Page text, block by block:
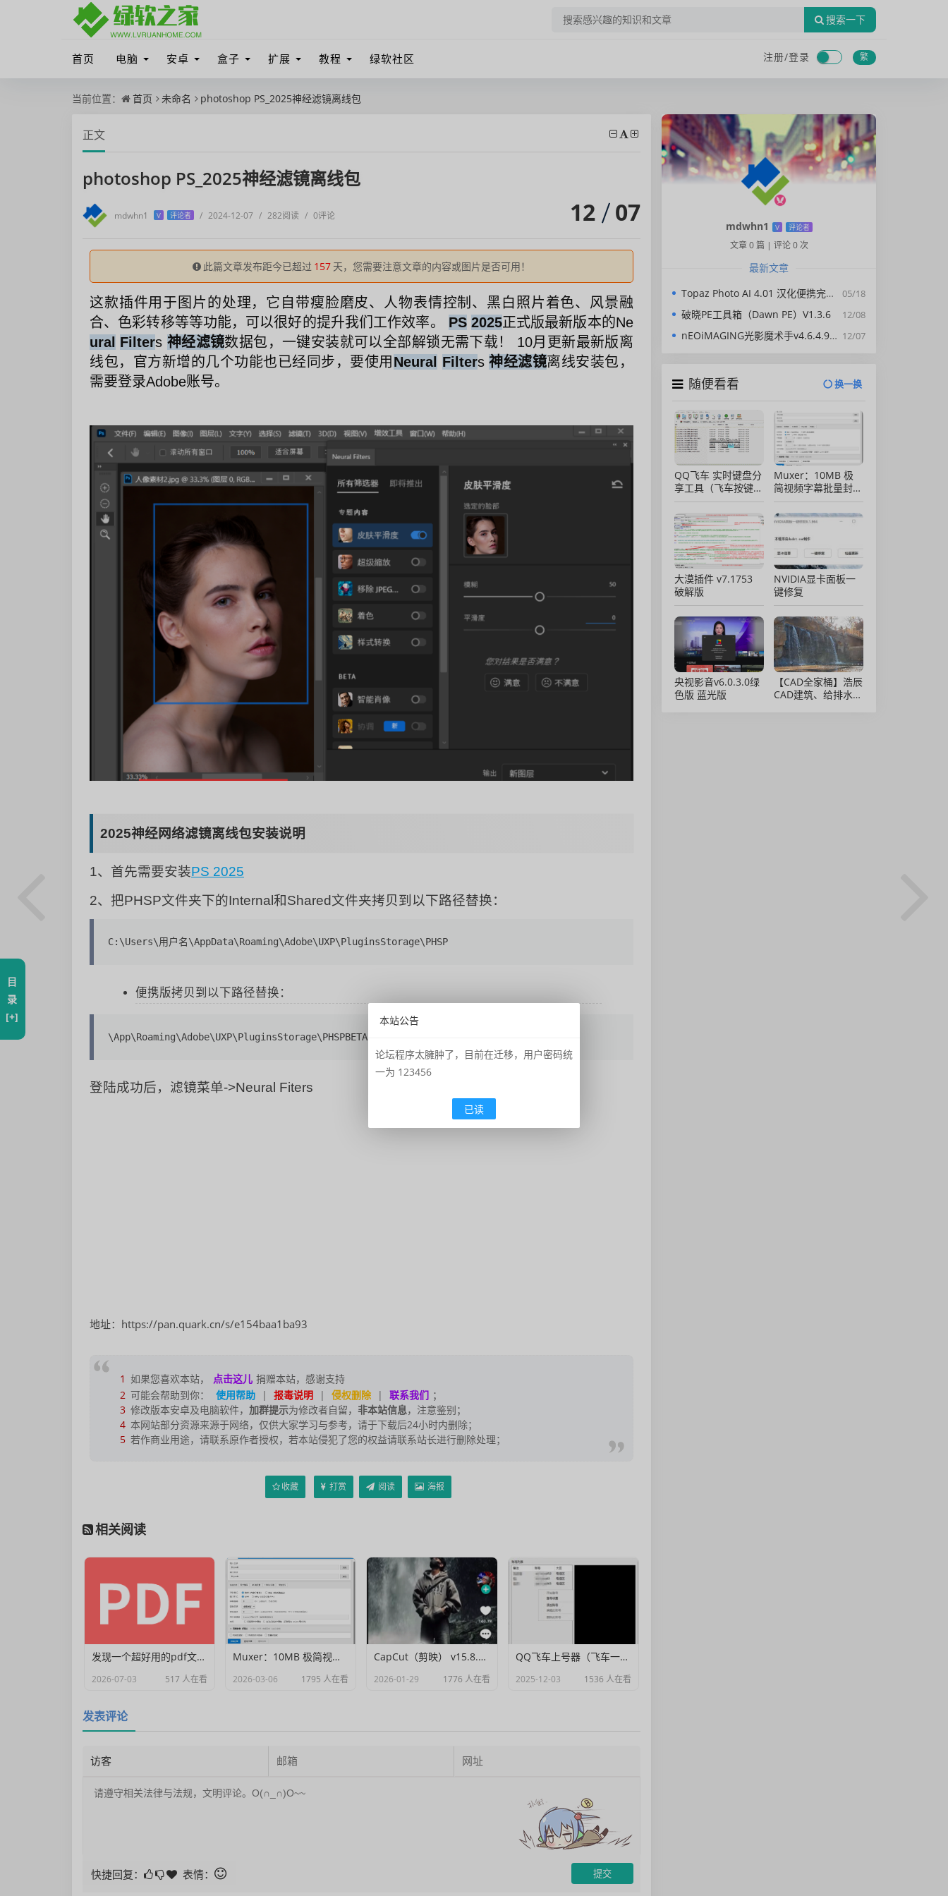
搜索一下
首页 电脑 安卓 盒子 扩展 教程 绿软社区 注册/登录 繁
当前位置： 首页 未命名 photoshop PS_2025神经滤镜离线包
正文
photoshop PS_2025神经滤镜离线包
mdwhn1 V 评论者 / 2024-12-07 / 282阅读 / 0评论 12 07
此篇文章发布距今已超过 157 天，您需要注意文章的内容或图片是否可用！
这款插件用于图片的处理，它自带瘦脸磨皮、人物表情控制、黑白照片着色、风景融
合、色彩转移等等功能，可以很好的提升我们工作效率。 PS 2025正式版最新版本的Ne
ural Filters 神经滤镜数据包，一键安装就可以全部解锁无需下载！ 10月更新最新版离
线包，官方新增的几个功能也已经同步，要使用 Neural Filters神经滤镜离线安装包，
需要登录Adobe账号。
2025神经网络滤镜离线包安装说明
1、首先需要安装PS 2025
2、把PHSP文件夹下的Internal和Shared文件夹拷贝到以下路径替换：
C:\Users\用户名\AppData\Roaming\Adobe\UXP\PluginsStorage\PHSP
便携版拷贝到以下路径替换：
\App\Roaming\Adobe\UXP\PluginsStorage\PHSPBETA
登陆成功后，滤镜菜单->Neural Fiters
地址：https://pan.quark.cn/s/e154baa1ba93
1 如果您喜欢本站， 点击这儿 捐赠本站，感谢支持
2 可能会帮助到你： 使用帮助 | 报毒说明 | 侵权删除 | 联系我们 ；
3 修改版本安卓及电脑软件， 加群提示为修改者自留， 非本站信息，注意鉴别；
4 本网站部分资源来源于网络，仅供大家学习与参考，请于下载后24小时内删除；
5 若作商业用途，请联系原作者授权，若本站侵犯了您的权益请联系站长进行删除处理；
收藏 打赏 阅读 海报
相关阅读
发现一个超好用的pdf文档编辑器
2026-07-03 517 人在看
Muxer：10MB 极简视频字幕批量封装工具 (单文件/绿色版)
2026-03-06 1795 人在看
CapCut（剪映） v15.8.0 国际高级会员解锁破解版
2026-01-29 1776 人在看
QQ飞车上号器（飞车一键登号器）V1.0
2025-12-03 1536 人在看
发表评论
快捷回复： 表情：
mdwhn1 V 评论者
文章 0 篇 | 评论 0 次
最新文章
05/18
Topaz Photo AI 4.01 汉化便携完整版
12/08
破晓PE工具箱（Dawn PE）V1.3.6
12/07
nEOiMAGING光影魔术手v4.6.4.920绿色版
随便看看 换一换
QQ飞车 实时键盘分
享工具（飞车按键显
示）直播专用版
Muxer：10MB 极
简视频字幕批量封装
工具 (单文件/绿色
版)
大漠插件 v7.1753
破解版
NVIDIA显卡面板一
键修复
央视影音v6.0.3.0绿
色版 蓝光版
【CAD全家桶】浩辰
CAD建筑、给排水、
目
录
[+]
本站公告
论坛程序太臃肿了，目前在迁移，用户密码统
一为 123456
已读